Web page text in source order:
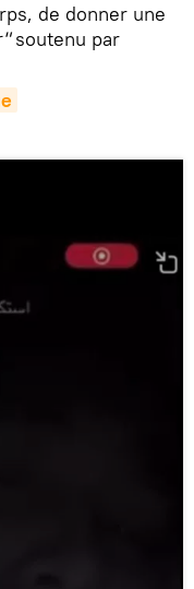
de donner une
soutenu par